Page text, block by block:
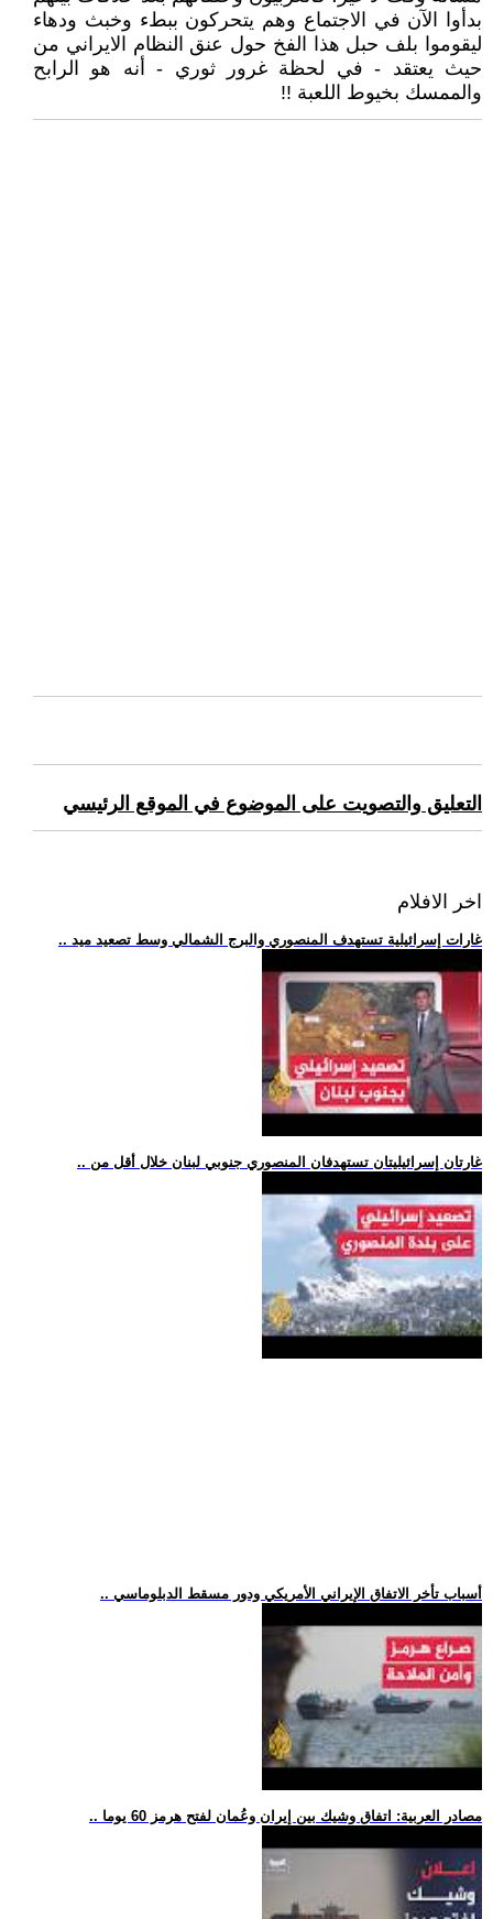
بدأوا الآن في الاجتماع وهم يتحركون ببطء وخبث ودهاء
ليقوموا بلف حبل هذا الفخ حول عنق النظام الايراني من
حيث يعتقد - في لحظة غرور ثوري - أنه هو الرابح
والممسك بخيوط اللعبة !!
التعليق والتصويت على الموضوع في الموقع الرئيسي
اخر الافلام
.. غارات إسرائيلية تستهدف المنصوري والبرج الشمالي وسط تصعيد ميد
.. غارتان إسرائيليتان تستهدفان المنصوري جنوبي لبنان خلال أقل من
.. أسباب تأخر الاتفاق الإيراني الأمريكي ودور مسقط الدبلوماسي
.. مصادر العربية: اتفاق وشيك بين إيران وعُمان لفتح هرمز 60 يوما